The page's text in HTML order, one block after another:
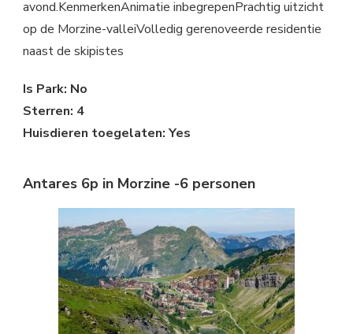
avond.KenmerkenAnimatie inbegrepenPrachtig uitzicht
op de Morzine-valleiVolledig gerenoveerde residentie
naast de skipistes
Is Park: No
Sterren: 4
Huisdieren toegelaten: Yes
Antares 6p in Morzine -6 personen